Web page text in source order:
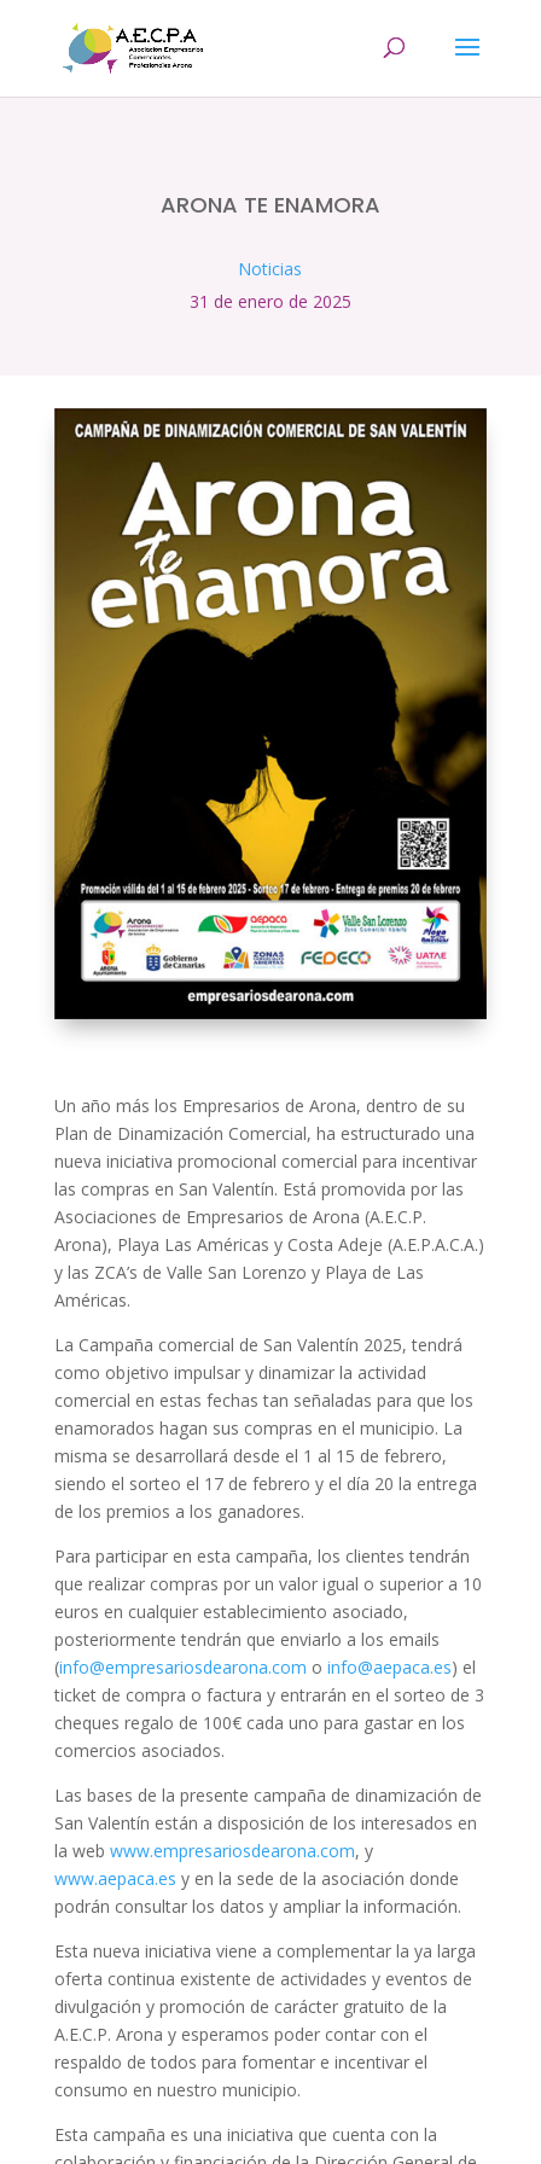
ARONA TE ENAMORA
Noticias
31 de enero de 2025
Un año más los Empresarios de Arona, dentro de su
Plan de Dinamización Comercial, ha estructurado una
nueva iniciativa promocional comercial para incentivar
las compras en San Valentín. Está promovida por las
Asociaciones de Empresarios de Arona (A.E.C.P.
Arona), Playa Las Américas y Costa Adeje (A.E.P.A.C.A.)
y las ZCA’s de Valle San Lorenzo y Playa de Las
Américas.
La Campaña comercial de San Valentín 2025, tendrá
como objetivo impulsar y dinamizar la actividad
comercial en estas fechas tan señaladas para que los
enamorados hagan sus compras en el municipio. La
misma se desarrollará desde el 1 al 15 de febrero,
siendo el sorteo el 17 de febrero y el día 20 la entrega
de los premios a los ganadores.
Para participar en esta campaña, los clientes tendrán
que realizar compras por un valor igual o superior a 10
euros en cualquier establecimiento asociado,
posteriormente tendrán que enviarlo a los emails
(info@empresariosdearona.com o info@aepaca.es) el
ticket de compra o factura y entrarán en el sorteo de 3
cheques regalo de 100€ cada uno para gastar en los
comercios asociados.
Las bases de la presente campaña de dinamización de
San Valentín están a disposición de los interesados en
la web www.empresariosdearona.com, y
www.aepaca.es y en la sede de la asociación donde
podrán consultar los datos y ampliar la información.
Esta nueva iniciativa viene a complementar la ya larga
oferta continua existente de actividades y eventos de
divulgación y promoción de carácter gratuito de la
A.E.C.P. Arona y esperamos poder contar con el
respaldo de todos para fomentar e incentivar el
consumo en nuestro municipio.
Esta campaña es una iniciativa que cuenta con la